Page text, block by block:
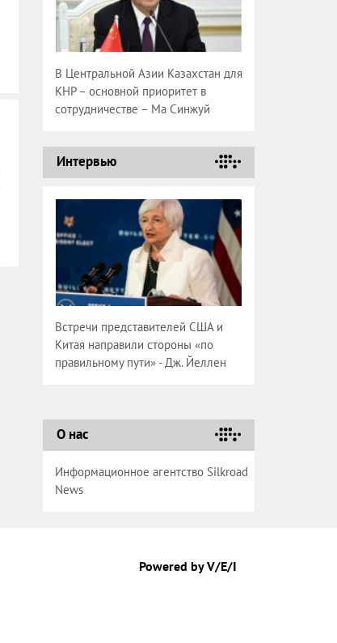
В Центральной Азии Казахстан для
КНР – основной приоритет в
сотрудничестве – Ма Синжуй
Интервью
Встречи представителей США и
Китая направили стороны «по
правильному пути» - Дж. Йеллен
О нас
Информационное агентство Silkroad
News
Powered by V/E/I